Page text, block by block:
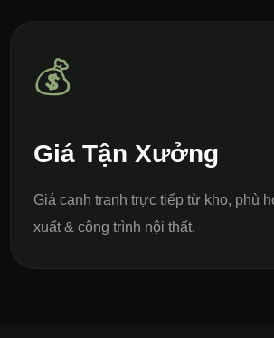
💰
Giá Tận Xưởng
Giá cạnh tranh trực tiếp từ kho, phù
xuất & công trình nội thất.